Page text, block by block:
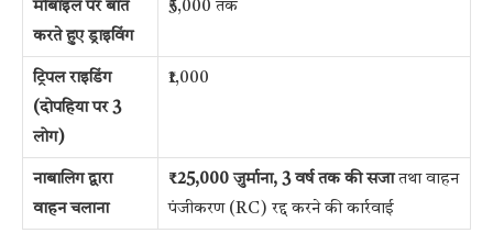
मोबाइल पर बात
करते हुए ड्राइविंग
₹5,000 तक
ट्रिपल राइडिंग
(दोपहिया पर 3
लोग)
₹1,000
नाबालिग द्वारा
वाहन चलाना
₹25,000 जुर्माना, 3 वर्ष तक की सजातथा वाहन
पंजीकरण (RC) रद्द करने की कार्रवाई